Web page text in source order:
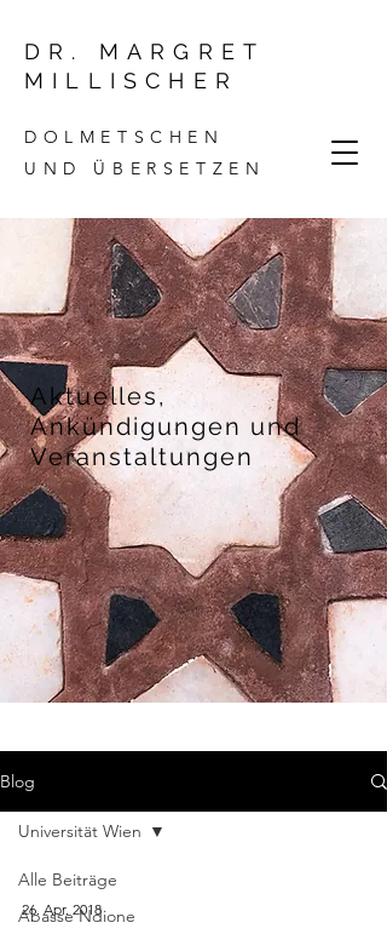
DR. MARGRET
MILLISCHER
DOLMETSCHEN
UND ÜBERSETZEN
Aktuelles,
Ankündigungen und
Veranstaltungen
Blog
Alle Beiträge
Abasse Ndione
Universität Wien
26. Apr. 2018